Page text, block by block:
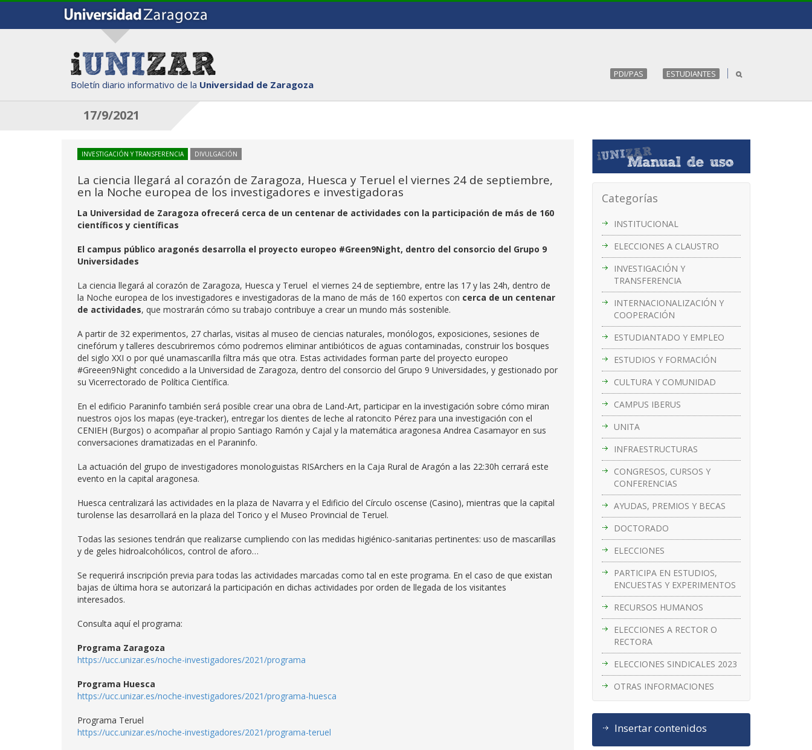
Boletín diario informativo de la Universidad de Zaragoza
PDI/PAS ESTUDIANTES
17/9/2021
Categorías
INSTITUCIONAL
ELECCIONES A CLAUSTRO
INVESTIGACIÓN Y
TRANSFERENCIA
INTERNACIONALIZACIÓN Y
COOPERACIÓN
ESTUDIANTADO Y EMPLEO
ESTUDIOS Y FORMACIÓN
CULTURA Y COMUNIDAD
CAMPUS IBERUS
UNITA
INFRAESTRUCTURAS
CONGRESOS, CURSOS Y
CONFERENCIAS
AYUDAS, PREMIOS Y BECAS
DOCTORADO
ELECCIONES
PARTICIPA EN ESTUDIOS,
ENCUESTAS Y EXPERIMENTOS
RECURSOS HUMANOS
ELECCIONES A RECTOR O
RECTORA
ELECCIONES SINDICALES 2023
OTRAS INFORMACIONES
Insertar contenidos
INVESTIGACIÓN Y TRANSFERENCIA DIVULGACIÓN
La ciencia llegará al corazón de Zaragoza, Huesca y Teruel el viernes 24 de septiembre,
en la Noche europea de los investigadores e investigadoras
La Universidad de Zaragoza ofrecerá cerca de un centenar de actividades con la participación de más de 160
científicos y científicas
El campus público aragonés desarrolla el proyecto europeo #Green9Night, dentro del consorcio del Grupo 9
Universidades
La ciencia llegará al corazón de Zaragoza, Huesca y Teruel el viernes 24 de septiembre, entre las 17 y las 24h, dentro de
la Noche europea de los investigadores e investigadoras de la mano de más de 160 expertos con cerca de un centenar
de actividades, que mostrarán cómo su trabajo contribuye a crear un mundo más sostenible.
A partir de 32 experimentos, 27 charlas, visitas al museo de ciencias naturales, monólogos, exposiciones, sesiones de
cinefórum y talleres descubriremos cómo podremos eliminar antibióticos de aguas contaminadas, construir los bosques
del siglo XXI o por qué unamascarilla filtra más que otra. Estas actividades forman parte del proyecto europeo
#Greeen9Night concedido a la Universidad de Zaragoza, dentro del consorcio del Grupo 9 Universidades, y gestionado por
su Vicerrectorado de Política Científica.
En el edificio Paraninfo también será posible crear una obra de Land-Art, participar en la investigación sobre cómo miran
nuestros ojos los mapas (eye-tracker), entregar los dientes de leche al ratoncito Pérez para una investigación con el
CENIEH (Burgos) o acompañar al propio Santiago Ramón y Cajal y la matemática aragonesa Andrea Casamayor en sus
conversaciones dramatizadas en el Paraninfo.
La actuación del grupo de investigadores monologuistas RISArchers en la Caja Rural de Aragón a las 22:30h cerrará este
evento en la capital aragonesa.
Huesca centralizará las actividades en la plaza de Navarra y el Edificio del Círculo oscense (Casino), mientras que la capital
turolense las desarrollará en la plaza del Torico y el Museo Provincial de Teruel.
Todas las sesiones tendrán que realizarse cumpliendo con las medidas higiénico-sanitarias pertinentes: uso de mascarillas
y de geles hidroalcohólicos, control de aforo…
Se requerirá inscripción previa para todas las actividades marcadas como tal en este programa. En el caso de que existan
bajas de última hora se autorizará la participación en dichas actividades por orden de llegada de los visitantes
interesados.
Consulta aquí el programa:
Programa Zaragoza
https://ucc.unizar.es/noche-investigadores/2021/programa
Programa Huesca
https://ucc.unizar.es/noche-investigadores/2021/programa-huesca
Programa Teruel
https://ucc.unizar.es/noche-investigadores/2021/programa-teruel